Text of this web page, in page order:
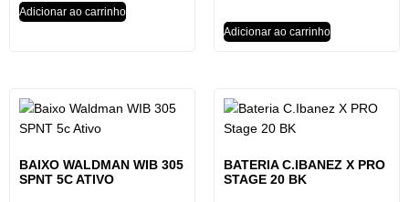
Adicionar ao carrinho
Adicionar ao carrinho
BAIXO WALDMAN WIB 305
SPNT 5C ATIVO
BATERIA C.IBANEZ X PRO
STAGE 20 BK